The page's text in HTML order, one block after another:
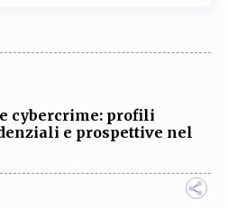
cybercrime: profili
e prospettive nel